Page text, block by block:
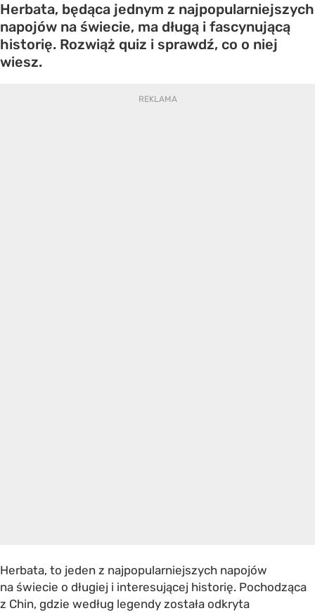
Herbata, będąca jednym z najpopularniejszych
napojów na świecie, ma długą i fascynującą
historię. Rozwiąż quiz i sprawdź, co o niej
wiesz.
Herbata, to jeden z najpopularniejszych napojów
na świecie o długiej i interesującej historię. Pochodząca
z Chin, gdzie według legendy została odkryta